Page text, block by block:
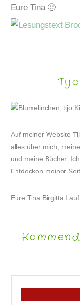
Eure Tina 🙂
Auf meiner Website
alles über mich ,
und meine Bücher.
Entdecken meiner
Eure Tina Birgitta